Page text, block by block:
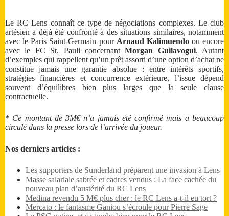
Le RC Lens connaît ce type de négociations complexes. Le club
artésien a déjà été confronté à des situations similaires, notamment
avec le Paris Saint-Germain pour Arnaud Kalimuendoou encore
avec le FC St. Pauli concernantMorgan Guilavogui. Autant
d’exemples qui rappellent qu’un prêt assorti d’une option d’achat ne
constitue jamais une garantie absolue : entre intérêts sportifs,
stratégies financières et concurrence extérieure, l’issue dépend
souvent d’équilibres bien plus larges que la seule clause
contractuelle.
* Ce montant de 3M€ n’a jamais été confirmé mais a beaucoup
circulé dans la presse lors de l’arrivée du joueur.
Nos derniers articles :
Les supporters de Sunderland préparent une invasion à Lens
Masse salariale sabrée et cadres vendus : La face cachée du
nouveau plan d’austérité du RC Lens
Medina revendu 5 M€ plus cher : le RC Lens a-t-il eu tort ?
Mercato : le fantasme Ganiou s’écroule pour Pierre Sage